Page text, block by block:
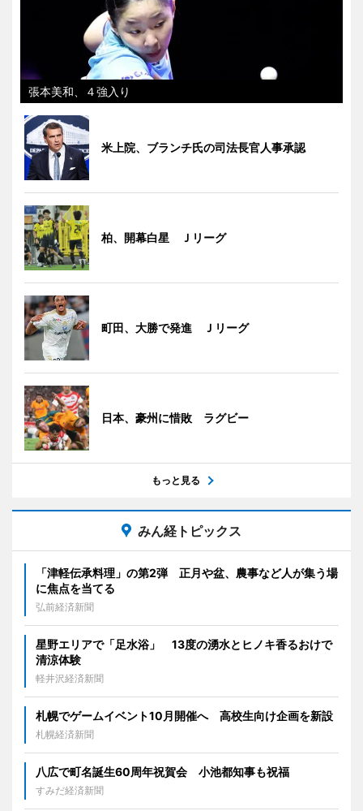
張本美和、４強入り
米上院、ブランチ氏の司法長官人事承認
柏、開幕白星 Ｊリーグ
町田、大勝で発進 Ｊリーグ
日本、豪州に惜敗 ラグビー
もっと見る
みん経トピックス
「津軽伝承料理」の第2弾 正月や盆、農事など人が集う場
に焦点を当てる
弘前経済新聞
星野エリアで「足水浴」 13度の湧水とヒノキ香るおけで
清涼体験
軽井沢経済新聞
札幌でゲームイベント10月開催へ 高校生向け企画を新設
札幌経済新聞
八広で町名誕生60周年祝賀会 小池都知事も祝福
すみだ経済新聞